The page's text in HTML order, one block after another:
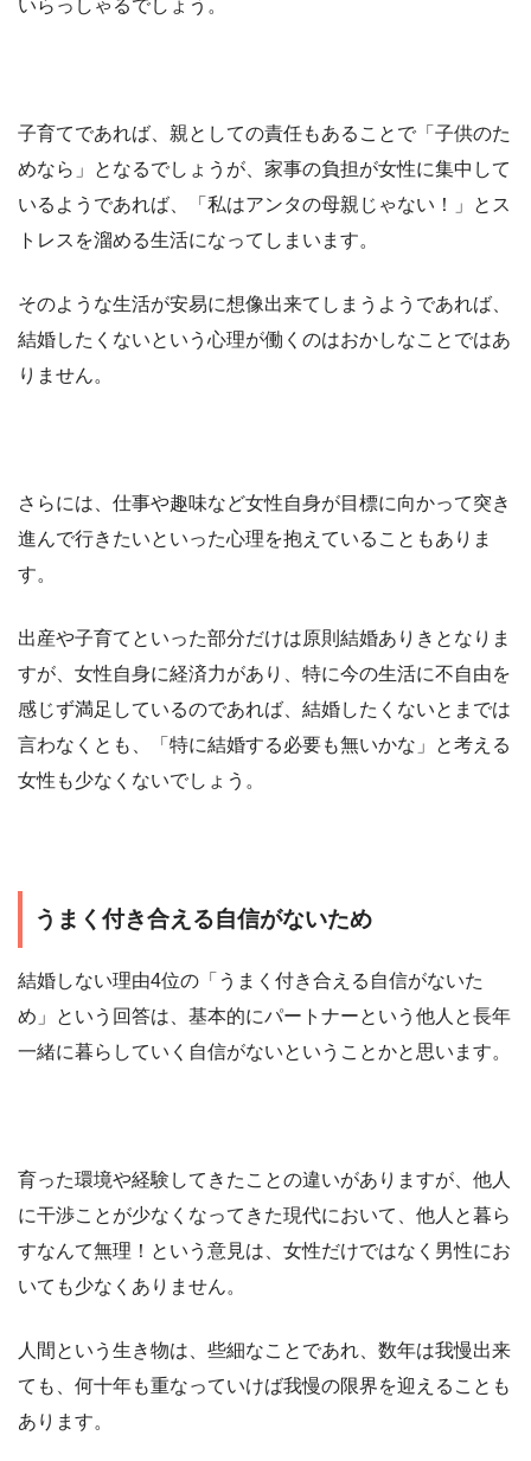
いらっしゃるでしょう。
子育てであれば、親としての責任もあることで「子供のた
めなら」となるでしょうが、家事の負担が女性に集中して
いるようであれば、「私はアンタの母親じゃない！」とス
トレスを溜める生活になってしまいます。
そのような生活が安易に想像出来てしまうようであれば、
結婚したくないという心理が働くのはおかしなことではあ
りません。
さらには、仕事や趣味など女性自身が目標に向かって突き
進んで行きたいといった心理を抱えていることもありま
す。
出産や子育てといった部分だけは原則結婚ありきとなりま
すが、女性自身に経済力があり、特に今の生活に不自由を
感じず満足しているのであれば、結婚したくないとまでは
言わなくとも、「特に結婚する必要も無いかな」と考える
女性も少なくないでしょう。
うまく付き合える自信がないため
結婚しない理由4位の「うまく付き合える自信がないた
め」という回答は、基本的にパートナーという他人と長年
一緒に暮らしていく自信がないということかと思います。
育った環境や経験してきたことの違いがありますが、他人
に干渉ことが少なくなってきた現代において、他人と暮ら
すなんて無理！という意見は、女性だけではなく男性にお
いても少なくありません。
人間という生き物は、些細なことであれ、数年は我慢出来
ても、何十年も重なっていけば我慢の限界を迎えることも
あります。